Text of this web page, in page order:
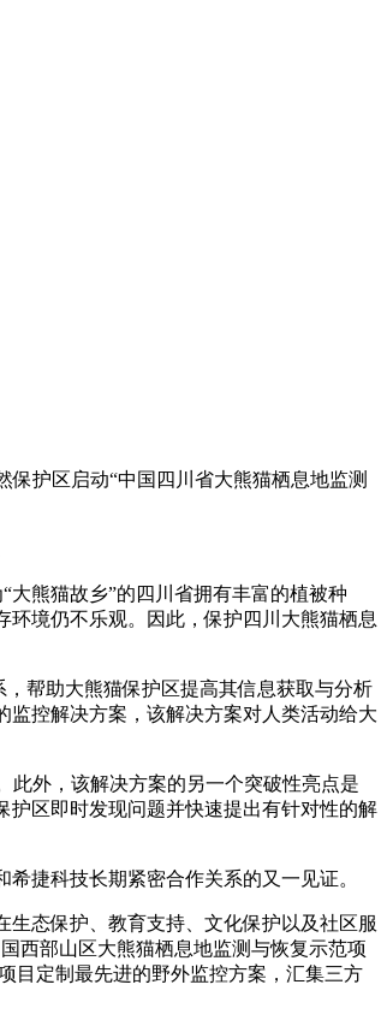
护区启动“中国四川省大熊猫栖息地监测
大熊猫故乡”的四川省拥有丰富的植被种
境仍不乐观。因此，保护四川大熊猫栖息
帮助大熊猫保护区提高其信息获取与分析
控解决方案，该解决方案对人类活动给大
此外，该解决方案的另一个突破性亮点是
护区即时发现问题并快速提出有针对性的解
捷科技长期紧密合作关系的又一见证。
态保护、教育支持、文化保护以及社区服
西部山区大熊猫栖息地监测与恢复示范项
目定制最先进的野外监控方案，汇集三方